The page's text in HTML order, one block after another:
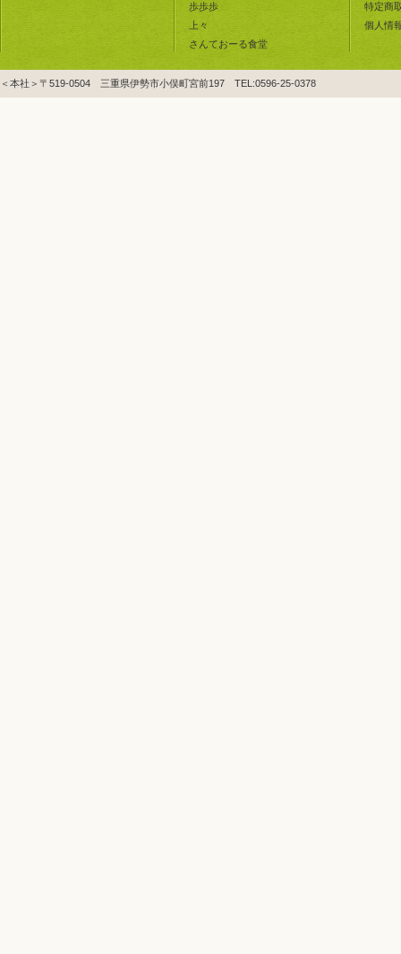
歩歩歩
上々
さんておーる食堂
特定商
個人情
＜本社＞〒519-0504 三重県伊勢市小俣町宮前197 TEL:0596-25-0378